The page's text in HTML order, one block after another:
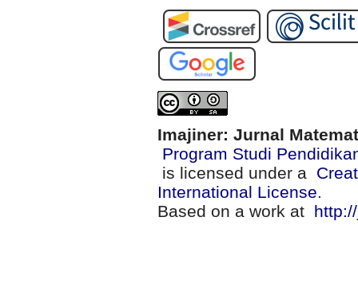
Imajiner: Jurnal
Program Studi
is licensed under a
International License.
Based on a work at